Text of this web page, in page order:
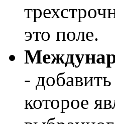
это поле.
-
которое